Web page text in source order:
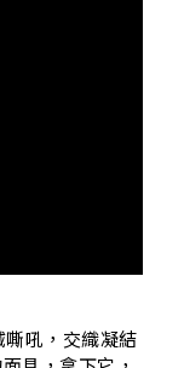
吼，交織凝結